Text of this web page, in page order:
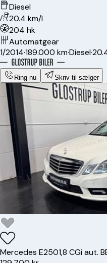
Diesel
20.4 km/l
204 hk
Automatgear
1/2014·189.000 km·Diesel·
Ring nu Skriv til sælger
Mercedes E2501,8 CGi aut.